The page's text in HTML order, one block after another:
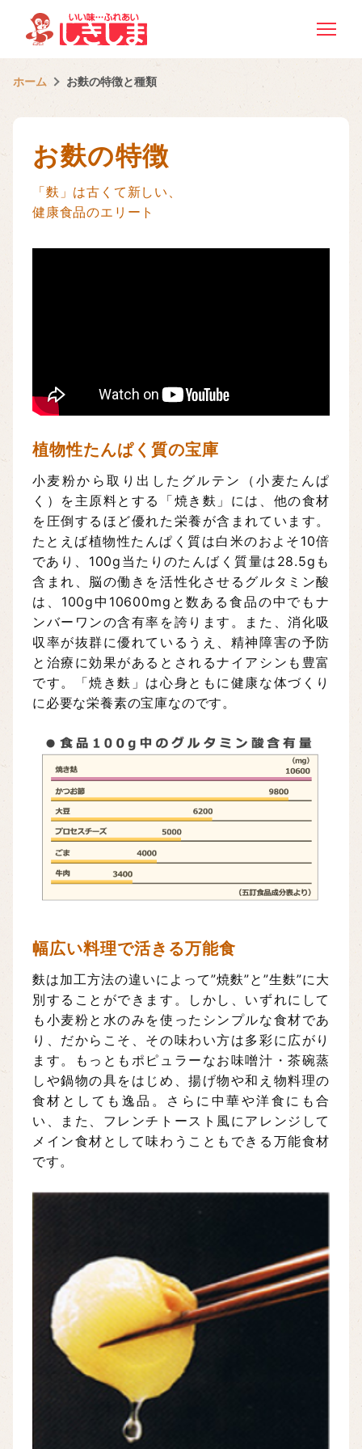
ホーム お麩の特徴と種類
お麩の特徴
「麩」は古くて新しい、
健康食品のエリート
植物性たんぱく質の宝庫
小麦粉から取り出したグルテン（小麦たんぱ
く）を主原料とする「焼き麩」には、他の食材
を圧倒するほど優れた栄養が含まれています。
たとえば植物性たんぱく質は白米のおよそ10倍
であり、100g当たりのたんばく質量は28.5gも
含まれ、脳の働きを活性化させるグルタミン酸
は、100g中10600mgと数ある食品の中でもナ
ンバーワンの含有率を誇ります。また、消化吸
収率が抜群に優れているうえ、精神障害の予防
と治療に効果があるとされるナイアシンも豊富
です。「焼き麩」は心身ともに健康な体づくり
に必要な栄養素の宝庫なのです。
幅広い料理で活きる万能食
麩は加工方法の違いによって”焼麩”と”生麩”に大
別することができます。しかし、いずれにして
も小麦粉と水のみを使ったシンプルな食材であ
り、だからこそ、その味わい方は多彩に広がり
ます。もっともポピュラーなお味噌汁・茶碗蒸
しや鍋物の具をはじめ、揚げ物や和え物料理の
食材としても逸品。さらに中華や洋食にも合
い、また、フレンチトースト風にアレンジして
メイン食材として味わうこともできる万能食材
です。